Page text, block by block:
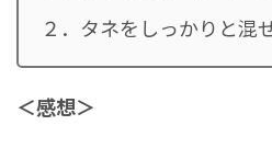
２．タネをしっかりと混
＜感想＞